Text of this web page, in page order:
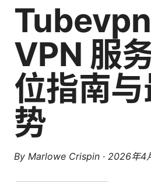
VPN 服
位指南
势
By Marlowe Crispin · 2026年4